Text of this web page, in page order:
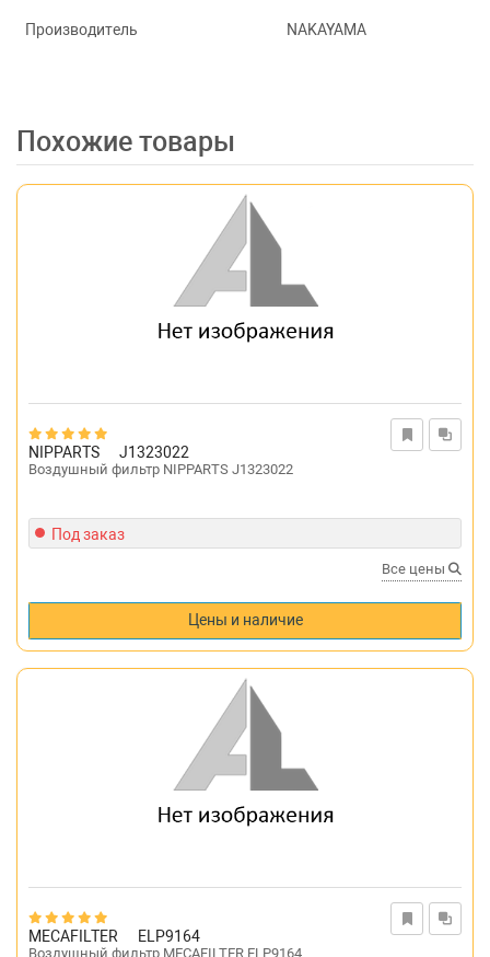
Производитель NAKAYAMA
Похожие товары
NIPPARTS J1323022
Воздушный фильтр NIPPARTS J1323022
Под заказ
Все цены
Цены и наличие
MECAFILTER ELP9164
Воздушный фильтр MECAFILTER ELP9164